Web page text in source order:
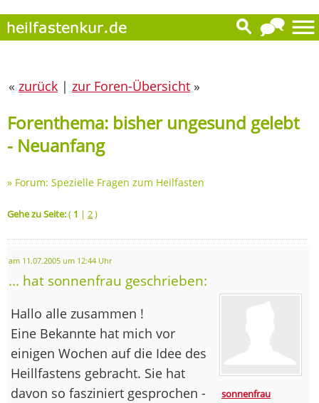
« zurück | zur Foren-Übersicht »
Forenthema: bisher ungesund gelebt
- Neuanfang
» Forum: Spezielle Fragen zum Heilfasten
Gehe zu Seite:( 1 | 2)
am 11.07.2005 um 12:44 Uhr
... hat sonnenfrau geschrieben:
sonnenfrau
Hallo alle zusammen !
Eine Bekannte hat mich vor
einigen Wochen auf die Idee des
Heillfastens gebracht. Sie hat
davon so fasziniert gesprochen -